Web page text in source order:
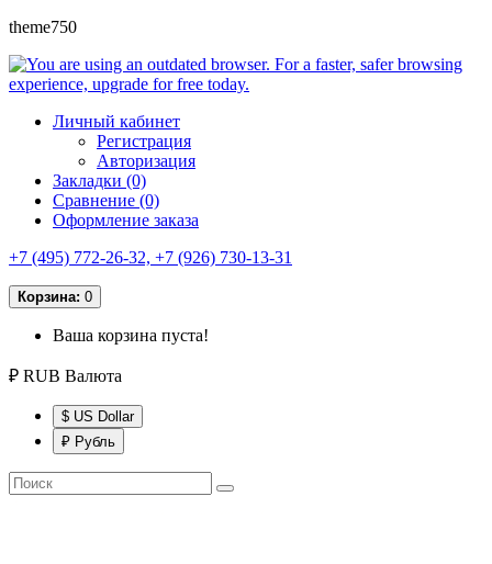
theme750
Личный кабинет
Регистрация
Авторизация
Закладки (0)
Сравнение (0)
Оформление заказа
+7 (495) 772-26-32, +7 (926) 730-13-31
Корзина: 0
Ваша корзина пуста!
₽ RUB Валюта
$ US Dollar
₽ Рубль